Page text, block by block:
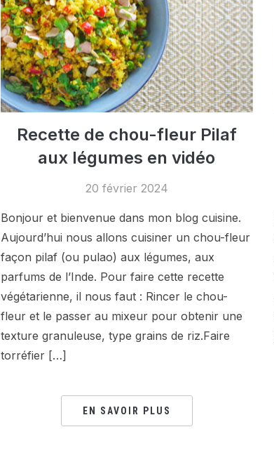
Recette de chou-fleur Pilaf
aux légumes en vidéo
20 février 2024
Bonjour et bienvenue dans mon blog cuisine.
Aujourd’hui nous allons cuisiner un chou-fleur
façon pilaf (ou pulao) aux légumes, aux
parfums de l’Inde. Pour faire cette recette
végétarienne, il nous faut : Rincer le chou-
fleur et le passer au mixeur pour obtenir une
texture granuleuse, type grains de riz.Faire
torréfier […]
EN SAVOIR PLUS